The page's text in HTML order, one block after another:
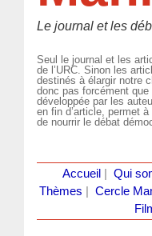
Le journal et les
Seul le journal et les
de l’URC. Sinon les
destinés à élargir notre
donc pas forcément
développée par les
en fin d’article, permet
de nourrir le débat
Accueil Qui
Thèmes
Cercle